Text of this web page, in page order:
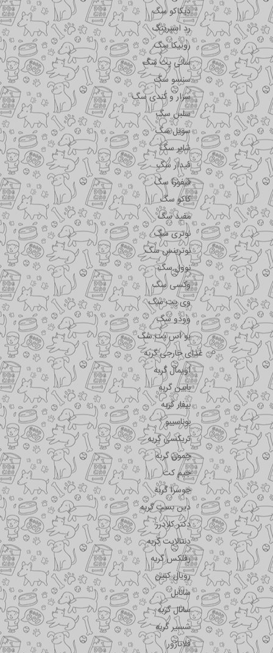
دیکاکو سگ
رد اسپرینگ
روتیکا سگ
سانی پت سگ
سنسو سگ
سزار و کندی سگ
سلبن سگ
سویل سگ
شایر سگ
فیدار سگ
فیفورا سگ
کاکو سگ
مفید سگ
نوتری سگ
نوترینس سگ
نوول سگ
وکسی سگ
وی پت سگ
وودو سگ
یو اس پت سگ
غذای خارجی گربه
اویمال گربه
بابین گربه
بیفار گربه
بوناسیبو
تریکسی گربه
جمون گربه
جیم کت
جوسرا گربه
دین بست گربه
دکتر کلادرز
دنتالایت گربه
رفلکس گربه
رویال کنین
سانابل
سانال گربه
شسیر گربه
فلاتازور